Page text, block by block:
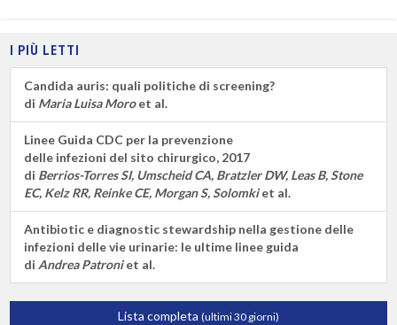
I PIÙ LETTI
Candida auris: quali politiche di screening?
di Maria Luisa Moroet al.
Linee Guida CDC per la prevenzione
delle infezioni del sito chirurgico, 2017
di Berrios-Torres SI, Umscheid CA, Bratzler DW, Leas B, Stone
EC, Kelz RR, Reinke CE, Morgan S, Solomkiet al.
Antibiotic e diagnostic stewardship nella gestione delle
infezioni delle vie urinarie: le ultime linee guida
di Andrea Patroniet al.
Lista completa (ultimi 30 giorni)